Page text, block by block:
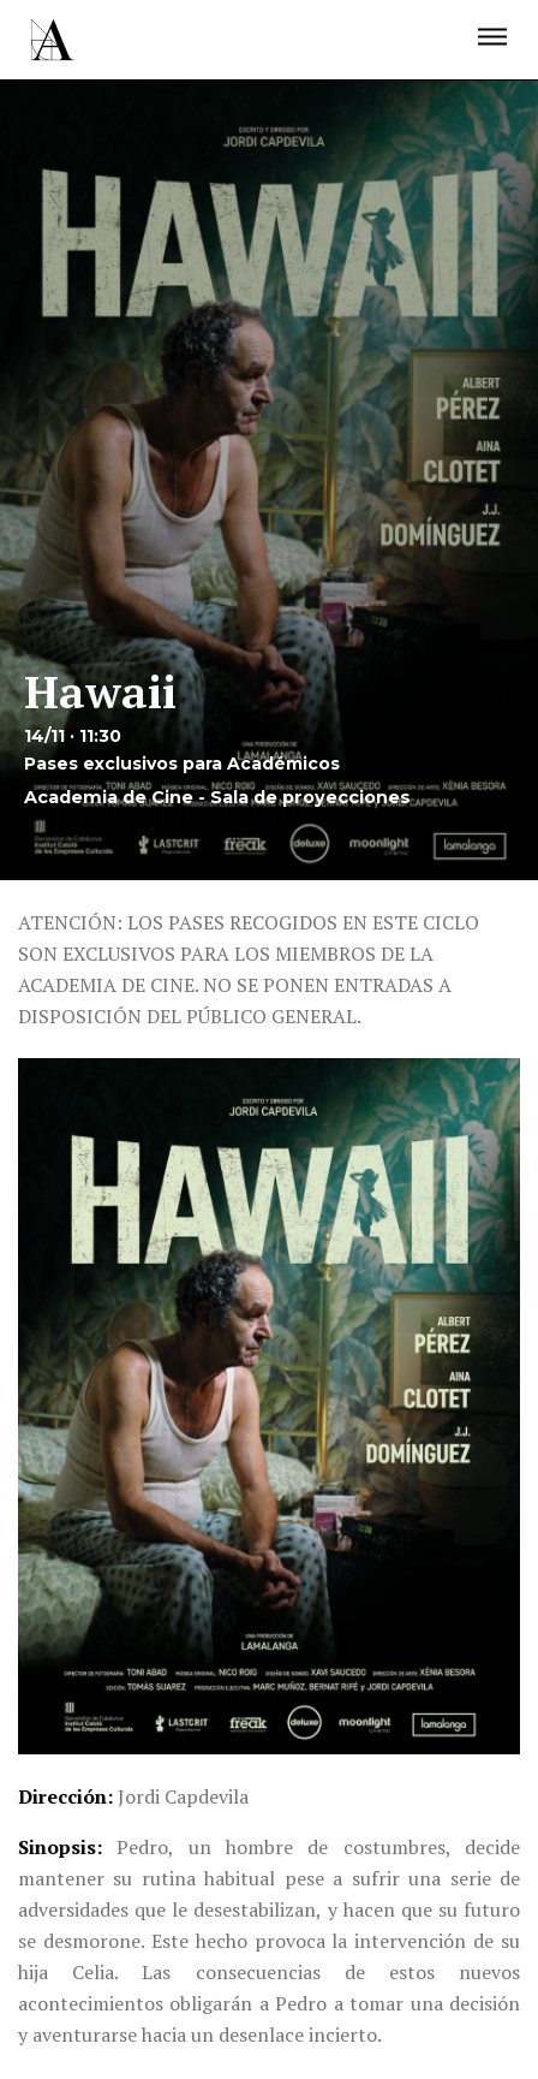
Hawaii
14/11 · 11:30
Pases exclusivos para Académicos
Academia de Cine - Sala de proyecciones
ATENCIÓN: LOS PASES RECOGIDOS EN ESTE CICLO
SON EXCLUSIVOS PARA LOS MIEMBROS DE LA
ACADEMIA DE CINE. NO SE PONEN ENTRADAS A
DISPOSICIÓN DEL PÚBLICO GENERAL.
Dirección Jordi Capdevila
Sinopsis
Pedro, un hombre de costumbres, decide
mantener su rutina habitual pese a sufrir una serie de
adversidades que le desestabilizan, y hacen que su futuro
se desmorone. Este hecho provoca la intervención de su
hija Celia. Las consecuencias de estos nuevos
acontecimientos obligarán a Pedro a tomar una decisión
y aventurarse hacia un desenlace incierto.
PROYECTOS
RESIDENCIAS
ÚNETE A LA ACADEMIA DE CINE
PRENSA
NEWSLETTER